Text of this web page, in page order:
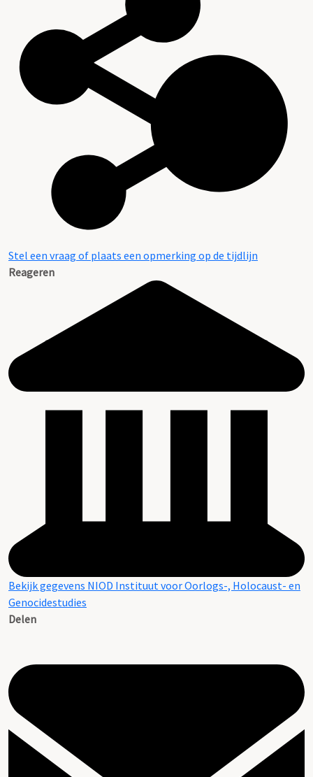
Stel een vraag of plaats een opmerking op de tijdlijn
Reageren
Bekijk gegevens NIOD Instituut voor Oorlogs-, Holocaust- en
Genocidestudies
Delen